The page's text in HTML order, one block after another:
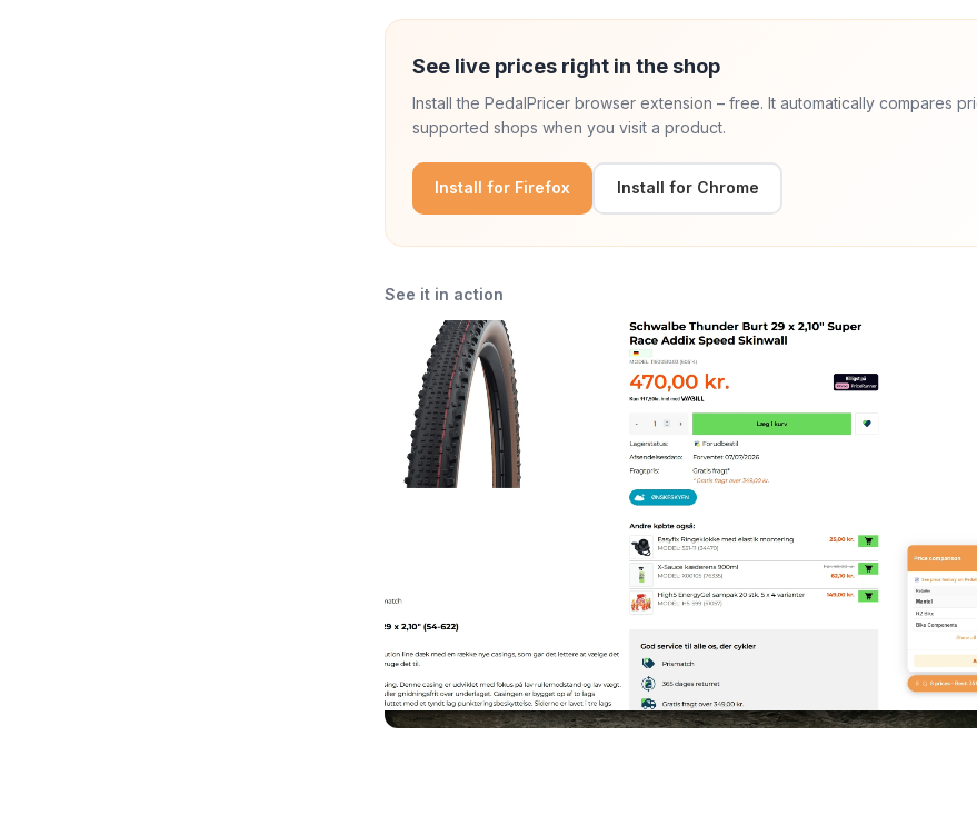
See live prices right in the shop
Install the PedalPricer browser extension – free. It automatically compares
supported shops when you visit a product.
Install for Firefox Install for Chrome
See it in action